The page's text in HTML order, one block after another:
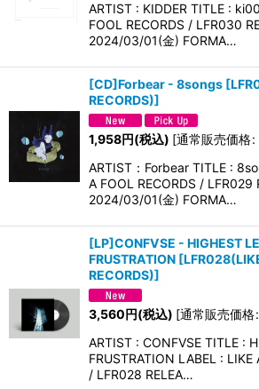
ARTIST : KIDDER TITLE :
FOOL RECORDS / LFR030
2024/03/01(金) FORMA…
[CD]Forbear - 8songs [
RECORDS)]
1,958円(税込) [通常販売価格:
ARTIST：Forbear TITLE :
A FOOL RECORDS / LFR029
2024/03/01(金) FORMA…
[LP]CONFVSE - HIGHEST
FRUSTRATION [
RECORDS)]
3,560円(税込) [通常販売価格:
ARTIST : CONFVSE TITLE :
FRUSTRATION LABEL : LIKE
/ LFR028 RELEA…